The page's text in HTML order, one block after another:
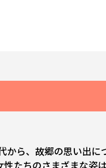
ら、故郷の思い出
たちのさまざまな